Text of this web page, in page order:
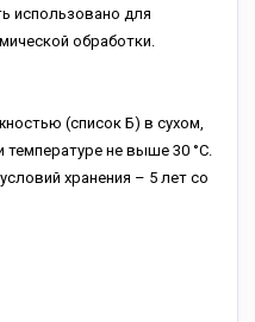
использовано для
обработки.
(список Б) в сухом,
не выше 30 °C.
хранения – 5 лет со